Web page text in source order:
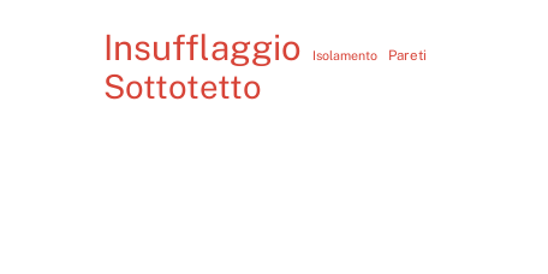
Insufflaggio Isolamento Pareti
Sottotetto